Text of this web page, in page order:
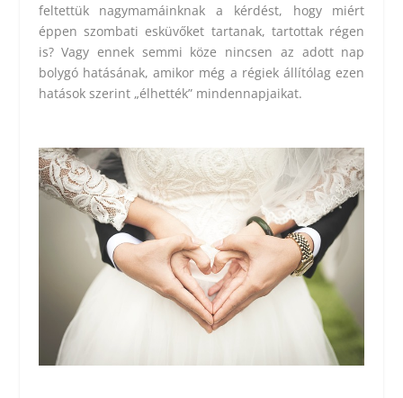
feltettük nagymamáinknak a kérdést, hogy miért
éppen szombati esküvőket tartanak, tartottak régen
is? Vagy ennek semmi köze nincsen az adott nap
bolygó hatásának, amikor még a régiek állítólag ezen
hatások szerint „élhették” mindennapjaikat.